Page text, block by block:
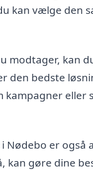
kan vælge den
modtager, kan
den bedste
kampagner
Nødebo er
kan gøre dine